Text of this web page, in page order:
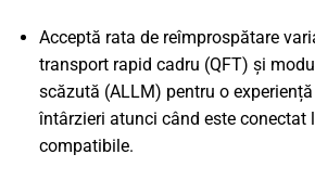
Acceptă rata de reîmprospătare
transport rapid cadru (QFT) și
scăzută (ALLM) pentru o
întârzieri atunci când este conectat
compatibile.